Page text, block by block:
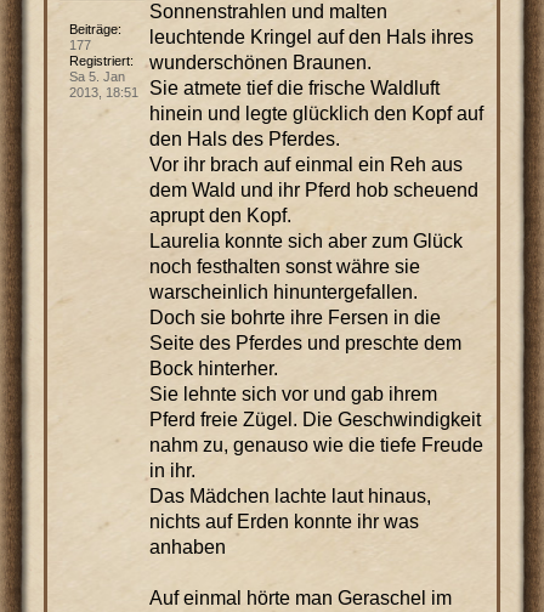
Sonnenstrahlen und malten
leuchtende Kringel auf den Hals ihres
wunderschönen Braunen.
Sie atmete tief die frische Waldluft
hinein und legte glücklich den Kopf auf
den Hals des Pferdes.
Vor ihr brach auf einmal ein Reh aus
dem Wald und ihr Pferd hob scheuend
aprupt den Kopf.
Laurelia konnte sich aber zum Glück
noch festhalten sonst währe sie
warscheinlich hinuntergefallen.
Doch sie bohrte ihre Fersen in die
Seite des Pferdes und preschte dem
Bock hinterher.
Sie lehnte sich vor und gab ihrem
Pferd freie Zügel. Die Geschwindigkeit
nahm zu, genauso wie die tiefe Freude
in ihr.
Das Mädchen lachte laut hinaus,
nichts auf Erden konnte ihr was
anhaben
Auf einmal hörte man Geraschel im
Beiträge:
177
Registriert:
Sa 5. Jan
2013, 18:51